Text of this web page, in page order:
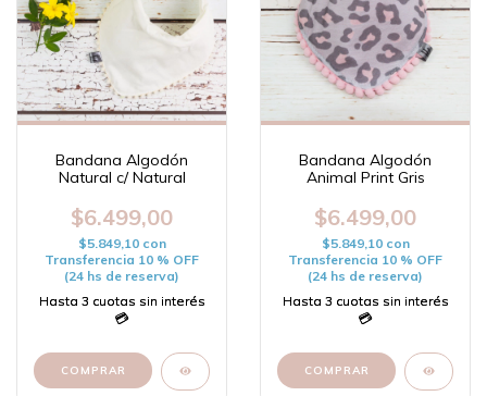
Bandana Algodón
Natural c/ Natural
$6.499,00
$5.849,10 con
Transferencia 10 % OFF
(24 hs de reserva)
Bandana Algodón
Animal Print Gris
$6.499,00
$5.849,10 con
Transferencia 10 % OFF
(24 hs de reserva)